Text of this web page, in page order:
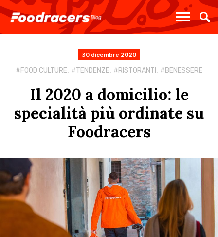
30 dicembre 2020
FOOD CULTURE, TENDENZE, RISTORANTI , BENESSERE
Il 2020 a domicilio: le
specialità più ordinate su
Foodracers